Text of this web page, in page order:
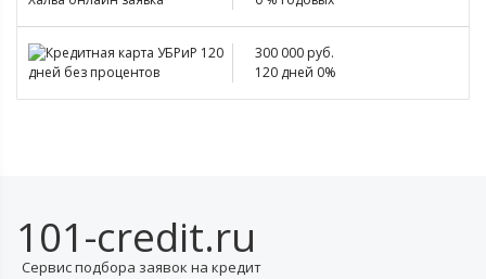
300 000 руб.
120 дней 0%
101-credit.ru
Сервис подбора заявок на кредит